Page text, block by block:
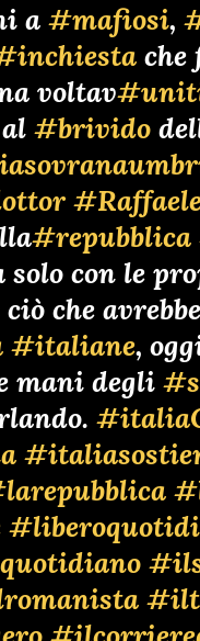
a #mafiosi,
che
voltav
#brivido
#repubblica
con le
che
#italiane,
mani degli